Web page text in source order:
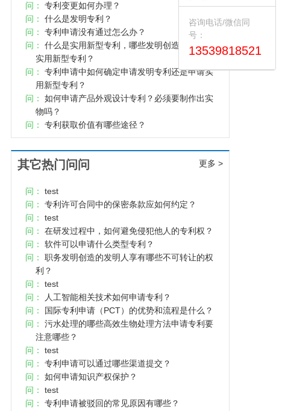
咨询电话/微信同
号：
13539818521
问：
专利变更如何办理？
问：
什么是发明专利？
问：
专利申请没有通过怎么办？
问：
什么是实用新型专利，哪些发明创造可以申请
实用新型专利？
问：
专利申请中如何确定申请发明专利还是申请实
用新型专利？
问：
如何申请产品外观设计专利？必须要制作出实
物吗？
问：
专利获取价值有哪些途径？
其它热门问问 更多 >
问：
test
问：
专利许可合同中的保密条款应如何约定？
问：
test
问：
在研发过程中，如何避免侵犯他人的专利权？
问：
软件可以申请什么类型专利？
问：
职务发明创造的发明人享有哪些不可转让的权
利？
问：
test
问：
人工智能相关技术如何申请专利？
问：
国际专利申请（PCT）的优势和流程是什么？
问：
污水处理的哪些高效生物处理方法申请专利要
注意哪些？
问：
test
问：
专利申请可以通过哪些渠道提交？
问：
如何申请知识产权保护？
问：
test
问：
专利申请被驳回的常见原因有哪些？